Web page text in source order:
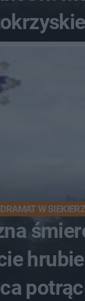
bywał
DRAMAT W